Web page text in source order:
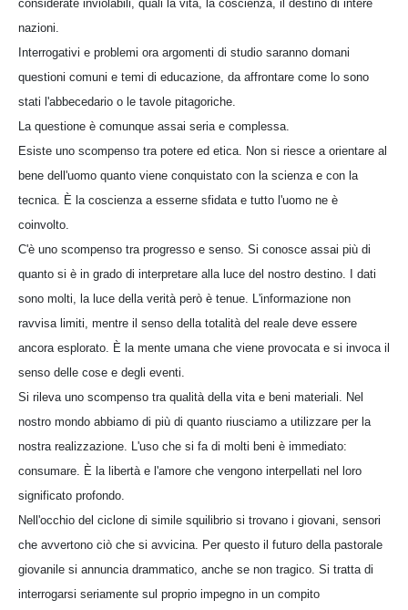
considerate inviolabili, quali la vita, la coscienza, il destino di intere
nazioni.
Interrogativi e problemi ora argomenti di studio saranno domani
questioni comuni e temi di educazione, da affrontare come lo sono
stati l'abbecedario o le tavole pitagoriche.
La questione è comunque assai seria e complessa.
Esiste uno scompenso tra potere ed etica. Non si riesce a orientare al
bene dell'uomo quanto viene conquistato con la scienza e con la
tecnica. È la coscienza a esserne sfidata e tutto l'uomo ne è
coinvolto.
C'è uno scompenso tra progresso e senso. Si conosce assai più di
quanto si è in grado di interpretare alla luce del nostro destino. I dati
sono molti, la luce della verità però è tenue. L'informazione non
ravvisa limiti, mentre il senso della totalità del reale deve essere
ancora esplorato. È la mente umana che viene provocata e si invoca il
senso delle cose e degli eventi.
Si rileva uno scompenso tra qualità della vita e beni materiali. Nel
nostro mondo abbiamo di più di quanto riusciamo a utilizzare per la
nostra realizzazione. L'uso che si fa di molti beni è immediato:
consumare. È la libertà e l'amore che vengono interpellati nel loro
significato profondo.
Nell'occhio del ciclone di simile squilibrio si trovano i giovani, sensori
che avvertono ciò che si avvicina. Per questo il futuro della pastorale
giovanile si annuncia drammatico, anche se non tragico. Si tratta di
interrogarsi seriamente sul proprio impegno in un compito